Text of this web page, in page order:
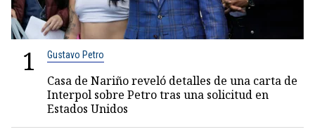
1 Gustavo Petro
Casa de Nariño reveló detalles de una carta de
Interpol sobre Petro tras una solicitud en
Estados Unidos